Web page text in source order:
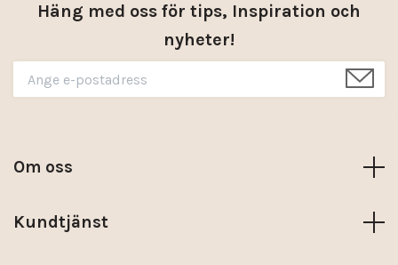
Häng med oss för tips, Inspiration och
nyheter!
Om oss
Kundtjänst